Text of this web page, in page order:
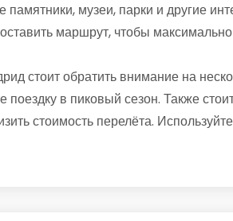
музеи, парки и другие
маршрут, чтобы
стоит обратить внимание на
в пиковый сезон. Также
стоимость перелёта.